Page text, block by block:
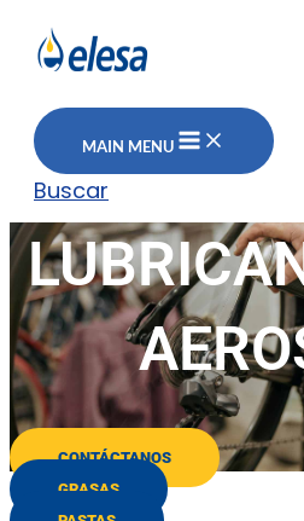
MAIN MENU
Buscar
CONTÁCTANOS
GRASAS